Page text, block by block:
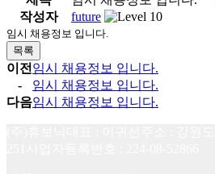
작성자
future
임시 채용정보 입니다.
목록
이전 임시 채용정보 입니다.
-
임시 채용정보 입니다.
다음임시 채용정보 입니다.